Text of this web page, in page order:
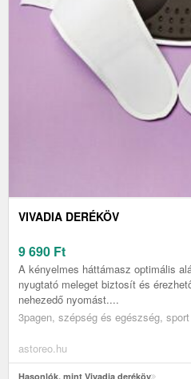
VIVADIA DERÉKÖV
9 690 Ft
A kényelmes háttámasz optimális
nyugtató meleget biztosít és
nehezedő nyomást....
3pagen, szépség és egészség,
astoreo.hu
Hasonlók, mint Vivadia deréköv